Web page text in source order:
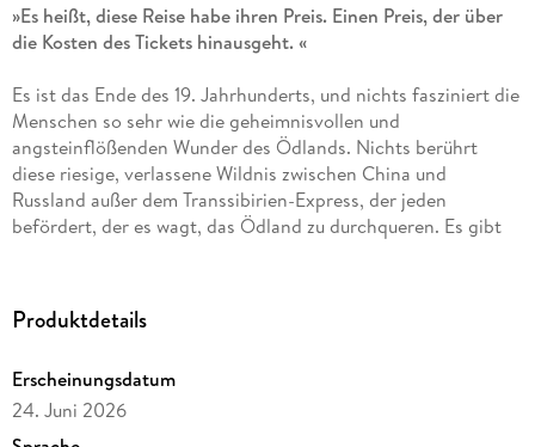
»Es heißt, diese Reise habe ihren Preis. Einen Preis, der über
die Kosten des Tickets hinausgeht. «
Es ist das Ende des 19. Jahrhunderts, und nichts fasziniert die
Menschen so sehr wie die geheimnisvollen und
angsteinflößenden Wunder des Ödlands. Nichts berührt
diese riesige, verlassene Wildnis zwischen China und
Russland außer dem Transsibirien-Express, der jeden
befördert, der es wagt, das Ödland zu durchqueren. Es gibt
verborgenen Gründe dafür: eine trauernde Frau mit fremdem
Namen, ein Kind, das im Zug geboren wurde, und ein in
scheint es, als würden die Gefahren des Ödlands ihren Weg
ins Innere finden . . .
Lassen Sie sich verzaubern und gehen Sie mit Sarah Brooks
Produktdetails
Erscheinungsdatum
24. Juni 2026